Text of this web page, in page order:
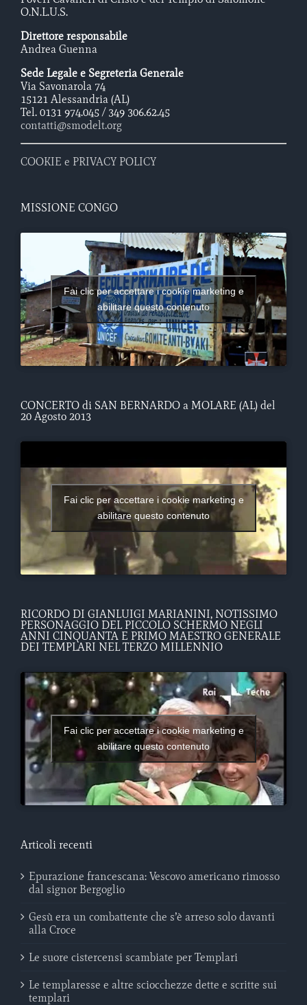
O.N.L.U.S.
Direttore responsabile
Andrea Guenna
Sede Legale e Segreteria Generale
Via Savonarola 74
15121 Alessandria (AL)
Tel. 0131 974.045 / 349 306.62.45
contatti@smodelt.org
COOKIE e PRIVACY POLICY
MISSIONE CONGO
Fai clic per accettare i cookie marketing e
abilitare questo contenuto
CONCERTO di SAN BERNARDO a MOLARE (AL) del
20 Agosto 2013
Fai clic per accettare i cookie marketing e
abilitare questo contenuto
RICORDO DI GIANLUIGI MARIANINI, NOTISSIMO
PERSONAGGIO DEL PICCOLO SCHERMO NEGLI
ANNI CINQUANTA E PRIMO MAESTRO GENERALE
DEI TEMPLARI NEL TERZO MILLENNIO
Fai clic per accettare i cookie marketing e
abilitare questo contenuto
Articoli recenti
Epurazione francescana: Vescovo americano rimosso
dal signor Bergoglio
Gesù era un combattente che s’è arreso solo davanti
alla Croce
Le suore cistercensi scambiate per Templari
Le templaresse e altre sciocchezze dette e scritte sui
templari